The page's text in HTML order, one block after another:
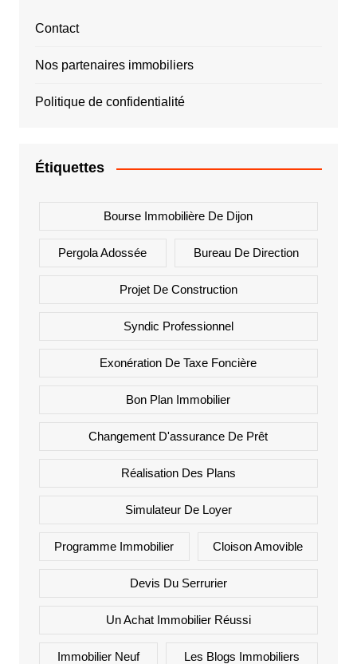
Contact
Nos partenaires immobiliers
Politique de confidentialité
Étiquettes
Bourse Immobilière De Dijon
Pergola Adossée Bureau De Direction
Projet De Construction
Syndic Professionnel
Exonération De Taxe Foncière
Bon Plan Immobilier
Changement D'assurance De Prêt
Réalisation Des Plans
Simulateur De Loyer
Programme Immobilier Cloison Amovible
Devis Du Serrurier
Un Achat Immobilier Réussi
Immobilier Neuf Les Blogs Immobiliers